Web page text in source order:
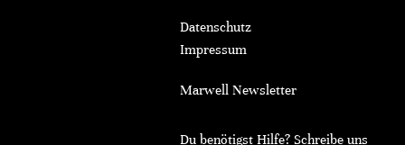
Datenschutz
Impressum
Marwell Newsletter
Du benötigst Hilfe? Schreibe uns